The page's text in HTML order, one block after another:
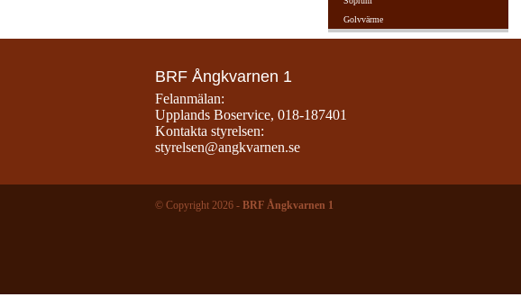
Golvvärme
BRF Ångkvarnen 1
Felanmälan:
Upplands Boservice, 018-187401
Kontakta styrelsen:
styrelsen@angkvarnen.se
© Copyright 2026 - BRF Ångkvarnen 1